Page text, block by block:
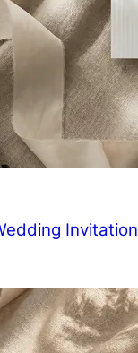
Invitation